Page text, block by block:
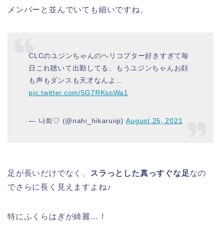
メンバーと並んでいても細いですね。
CLCのユジンちゃんのヘリコプター好きすぎて毎
日これ聴いて出勤してる、もうユジンちゃんお顔
も声もダンスも天才なんよ…
pic.twitter.com/5G7RKspWa1
— 나희♡ (@nahi_hikaruiqi)August 25, 2021
足が長いだけでなく、 スラっとした真っすぐな足 なの
でさらに長く見えますよね♪
特にふくらはぎが綺麗…！